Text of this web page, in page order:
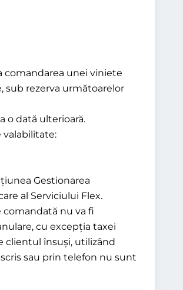
comandarea unei viniete
sub rezerva următoarelor
o dată ulterioară.
valabilitate:
Gestionarea
al Serviciului Flex.
comandată nu va fi
cu excepția taxei
clientul însuși, utilizând
sau prin telefon nu sunt